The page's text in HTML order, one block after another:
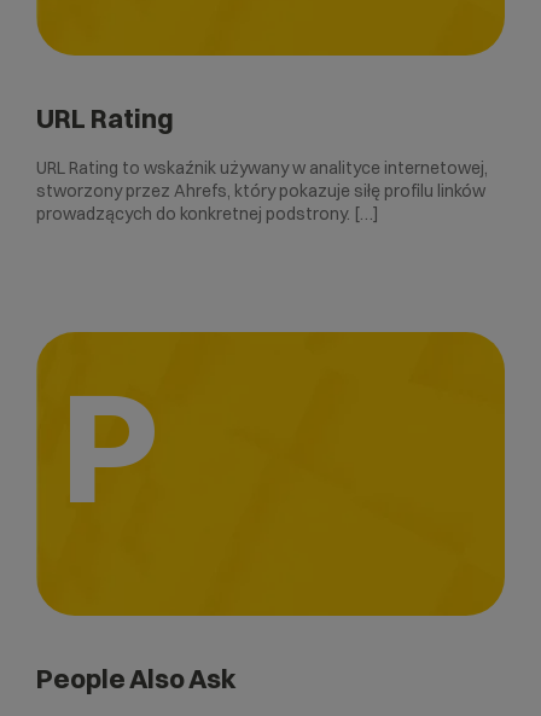
URL Rating
URL Rating to wskaźnik używany w analityce internetowej,
stworzony przez Ahrefs, który pokazuje siłę profilu linków
prowadzących do konkretnej podstrony. […]
P
People Also Ask